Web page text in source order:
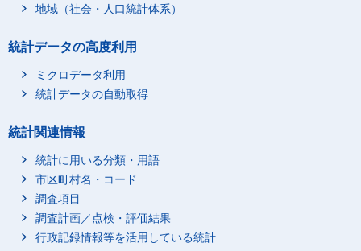
地域（社会・人口統計体系）
統計データの高度利用
ミクロデータ利用
統計データの自動取得
統計関連情報
統計に用いる分類・用語
市区町村名・コード
調査項目
調査計画／点検・評価結果
行政記録情報等を活用している統計